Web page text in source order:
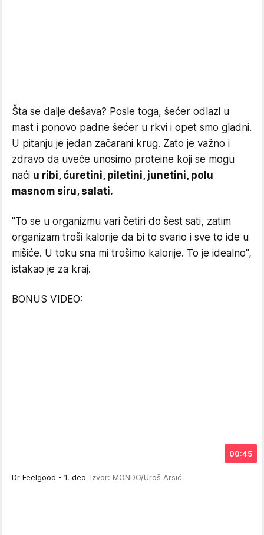
Šta se dalje dešava? Posle toga, šećer odlazi u
mast i ponovo padne šećer u rkvi i opet smo gladni.
U pitanju je jedan začarani krug. Zato je važno i
zdravo da uveče unosimo proteine koji se mogu
naći u ribi, ćuretini, piletini, junetini, polu
masnom siru, salati.
"To se u organizmu vari četiri do šest sati, zatim
organizam troši kalorije da bi to svario i sve to ide u
mišiće. U toku sna mi trošimo kalorije. To je idealno",
istakao je za kraj.
BONUS VIDEO:
00:45
Dr Feelgood - 1. deo Izvor: MONDO/Uroš Arsić